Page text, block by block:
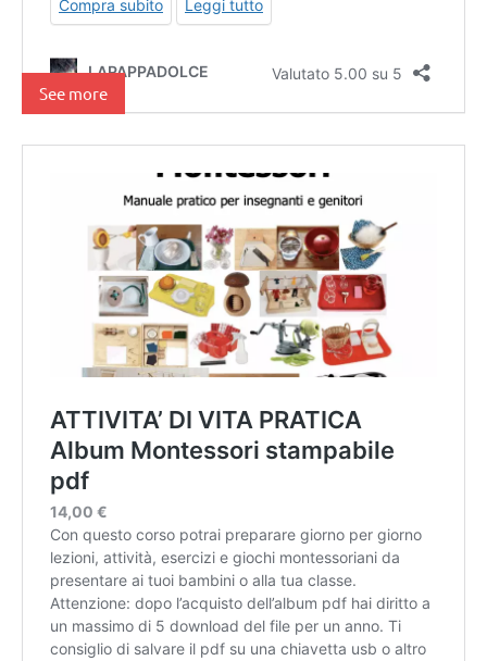
See more